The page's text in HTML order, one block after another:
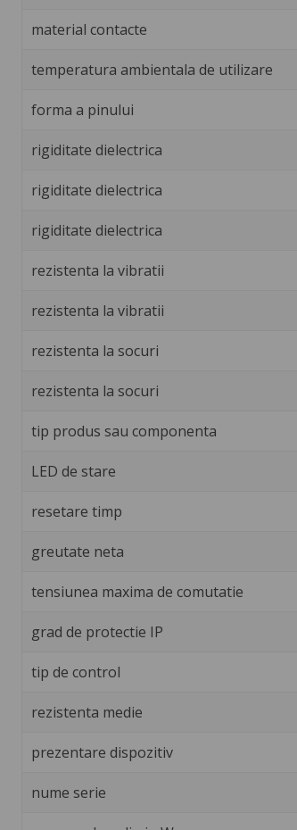
material contacte
temperatura ambientala de utilizare
forma a pinului
rigiditate dielectrica
rigiditate dielectrica
rigiditate dielectrica
rezistenta la vibratii
rezistenta la vibratii
rezistenta la socuri
rezistenta la socuri
tip produs sau componenta
LED de stare
resetare timp
greutate neta
tensiunea maxima de comutatie
grad de protectie IP
tip de control
rezistenta medie
prezentare dispozitiv
nume serie